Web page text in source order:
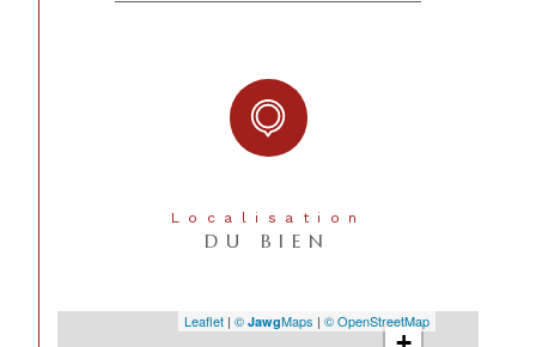
Localisation
DU BIEN
Leaflet | © JawgMaps | © OpenStreetMap